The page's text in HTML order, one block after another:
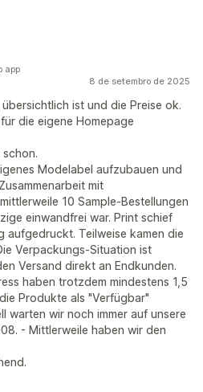
8 de setembro de 2025
ist und die Preise ok.
die eigene Homepage
schon.
Modelabel aufzubauen und
mit
10 Sample-Bestellungen
einwandfrei war. Print schief
aufgedruckt. Teilweise kamen die
Verpackungs-Situation ist
Versand direkt an Endkunden.
haben trotzdem mindestens 1,5
Produkte als "Verfügbar"
warten wir noch immer auf unsere
- Mittlerweile haben wir den
app